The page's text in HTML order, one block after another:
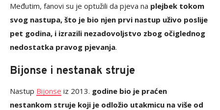
Međutim, fanovi su je optužili da pjeva na plejbek tokom
svog nastupa, što je bio njen prvi nastup uživo poslije
pet godina, i izrazili nezadovoljstvo zbog očiglednog
nedostatka pravog pjevanja.
Bijonse i nestanak struje
Nastup Bijonse iz 2013. godine bio je praćen
nestankom struje koji je odložio utakmicu na više od